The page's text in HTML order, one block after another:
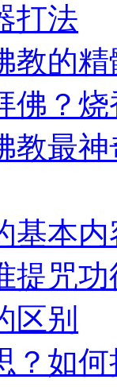
打法
教的
佛？
教最
基本内
提咒
区别
？如